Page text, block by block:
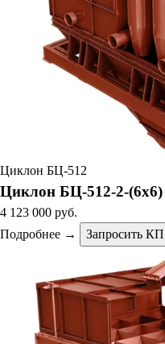
Циклон БЦ-512
Циклон БЦ-512-2-(6х6)
4 123 000 руб.
Подробнее →
Запросить КП